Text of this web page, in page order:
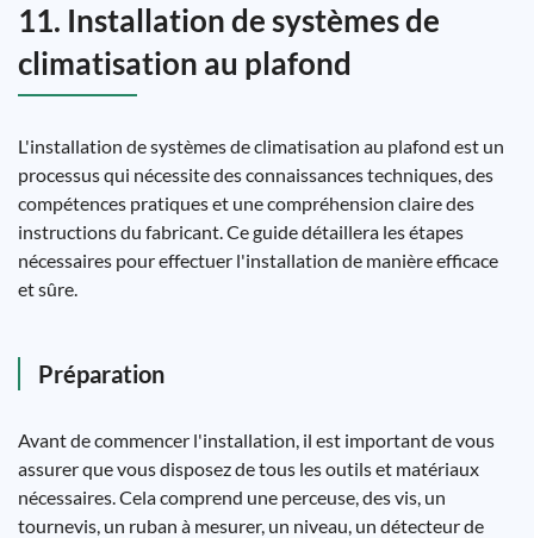
11. Installation de systèmes de
climatisation au plafond
L'installation de systèmes de climatisation au plafond est un
processus qui nécessite des connaissances techniques, des
compétences pratiques et une compréhension claire des
instructions du fabricant. Ce guide détaillera les étapes
nécessaires pour effectuer l'installation de manière efficace
et sûre.
Préparation
Avant de commencer l'installation, il est important de vous
assurer que vous disposez de tous les outils et matériaux
nécessaires. Cela comprend une perceuse, des vis, un
tournevis, un ruban à mesurer, un niveau, un détecteur de